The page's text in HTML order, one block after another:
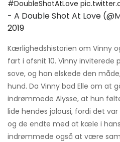
#DoubleShotAtLove
- A Double Shot At Love
2019
Kærlighedshistorien om Vinny
fart i afsnit 10. Vinny inviterede
sove, og han elskede den
hund. Da Vinny bad Elle om at
indrømmede Alysse, at hun
lide hendes jalousi, fordi det
og de endte med at kæle i
indrømmede også at være